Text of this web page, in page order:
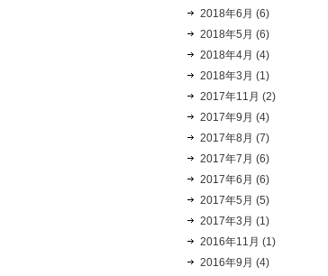
2018年6月 (6)
2018年5月 (6)
2018年4月 (4)
2018年3月 (1)
2017年11月 (2)
2017年9月 (4)
2017年8月 (7)
2017年7月 (6)
2017年6月 (6)
2017年5月 (5)
2017年3月 (1)
2016年11月 (1)
2016年9月 (4)